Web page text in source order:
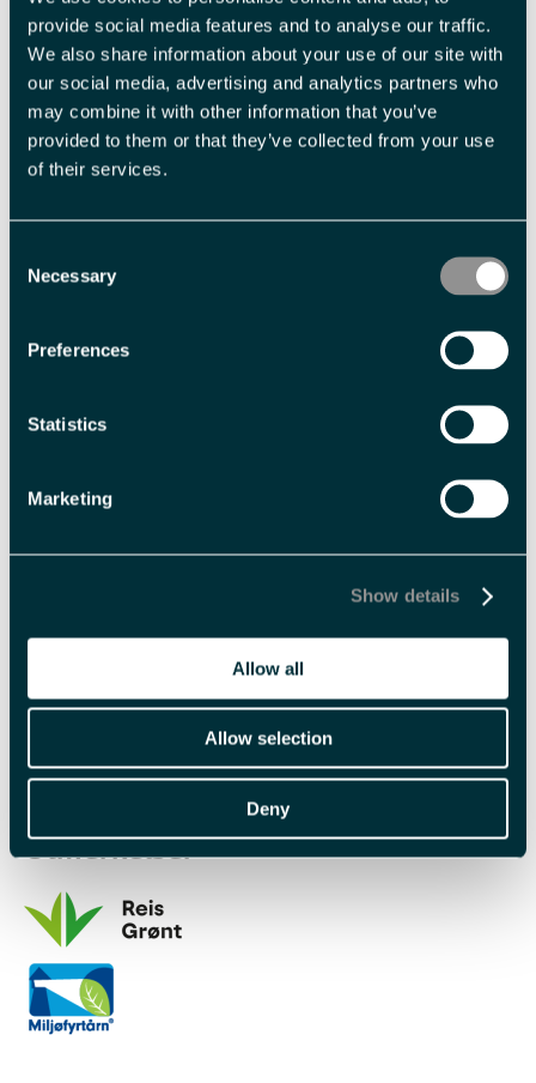
provide social media features and to analyse our traffic.
We also share information about your use of our site with
our social media, advertising and analytics partners who
may combine it with other information that you’ve
provided to them or that they’ve collected from your use
of their services.
Selection
Necessary
Preferences
Statistics
Marketing
Show details
Allow all
Allow selection
Deny
Med forbehold om prisendringer.
Fasiliteter
Aktiviteter
barn -10 år
Varighet
Utmerkelser